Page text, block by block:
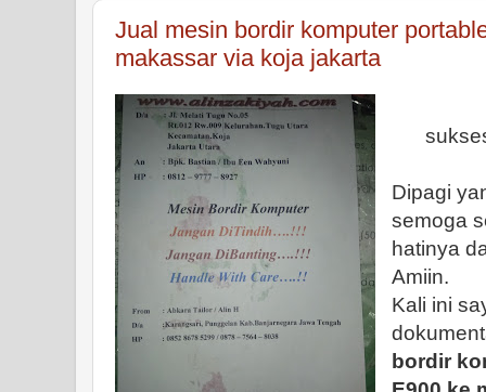
Jual mesin bordir komputer
makassar via koja jakarta
Dipagi
semoga
hatinya
Amiin.
Kali ini
bordir